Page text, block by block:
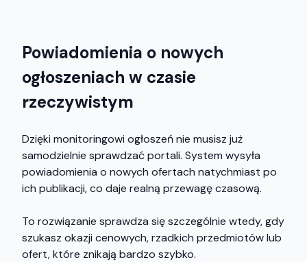
Powiadomienia o nowych
ogłoszeniach w czasie
rzeczywistym
Dzięki monitoringowi ogłoszeń nie musisz już
samodzielnie sprawdzać portali. System wysyła
powiadomienia o nowych ofertach natychmiast po
ich publikacji, co daje realną przewagę czasową.
To rozwiązanie sprawdza się szczególnie wtedy, gdy
szukasz okazji cenowych, rzadkich przedmiotów lub
ofert, które znikają bardzo szybko.